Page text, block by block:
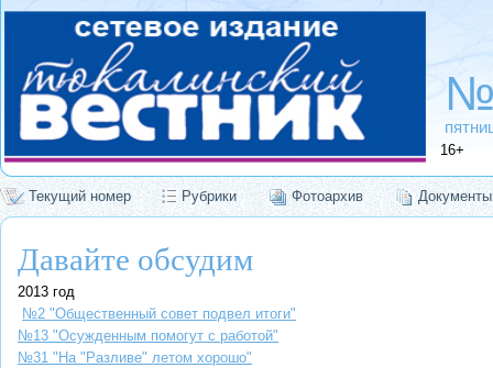
16+
Текущий номер Рубрики Фотоархив Документы
Давайте обсудим
2013 год
№2 "Общественный совет подвел итоги"
№13 "Осужденным помогут с работой"
№31 "На "Разливе" летом хорошо"